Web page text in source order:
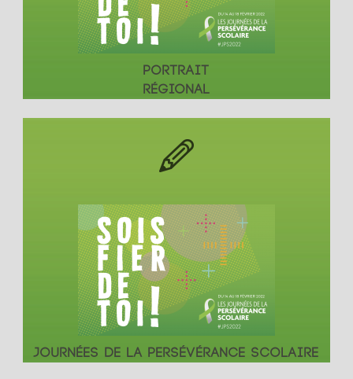
PORTRAIT
RÉGIONAL
JOURNÉES DE LA PERSÉVÉRANCE SCOLAIRE